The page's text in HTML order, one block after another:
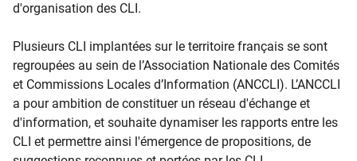
d'organisation des CLI.
Plusieurs CLI implantées sur le territoire français se sont
regroupées au sein de l’Association Nationale des Comités
et Commissions Locales d’Information (ANCCLI). L’ANCCLI
a pour ambition de constituer un réseau d'échange et
d'information, et souhaite dynamiser les rapports entre les
CLI et permettre ainsi l'émergence de propositions, de